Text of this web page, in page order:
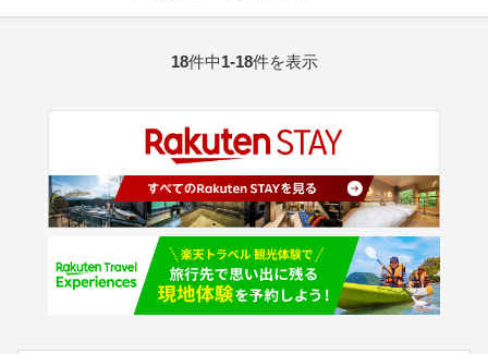
18件中1-18件を表示